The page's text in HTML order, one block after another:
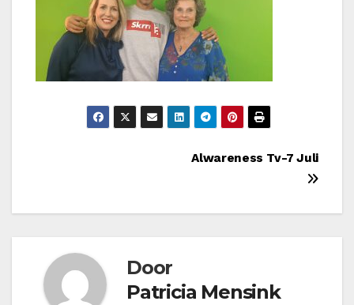
Alwareness Tv-7 Juli
Door
Patricia Mensink